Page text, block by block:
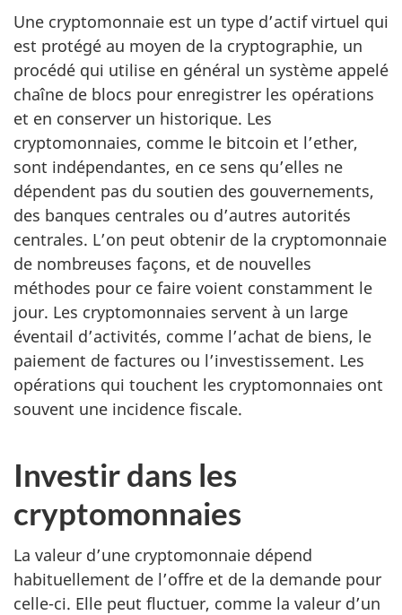
Une cryptomonnaie est un type d’actif virtuel qui
est protégé au moyen de la cryptographie, un
procédé qui utilise en général un système appelé
chaîne de blocs pour enregistrer les opérations
et en conserver un historique. Les
cryptomonnaies, comme le bitcoin et l’ether,
sont indépendantes, en ce sens qu’elles ne
dépendent pas du soutien des gouvernements,
des banques centrales ou d’autres autorités
centrales. L’on peut obtenir de la cryptomonnaie
de nombreuses façons, et de nouvelles
méthodes pour ce faire voient constamment le
jour. Les cryptomonnaies servent à un large
éventail d’activités, comme l’achat de biens, le
paiement de factures ou l’investissement. Les
opérations qui touchent les cryptomonnaies ont
souvent une incidence fiscale.
Investir dans les
cryptomonnaies
La valeur d’une cryptomonnaie dépend
habituellement de l’offre et de la demande pour
celle-ci. Elle peut fluctuer, comme la valeur d’un